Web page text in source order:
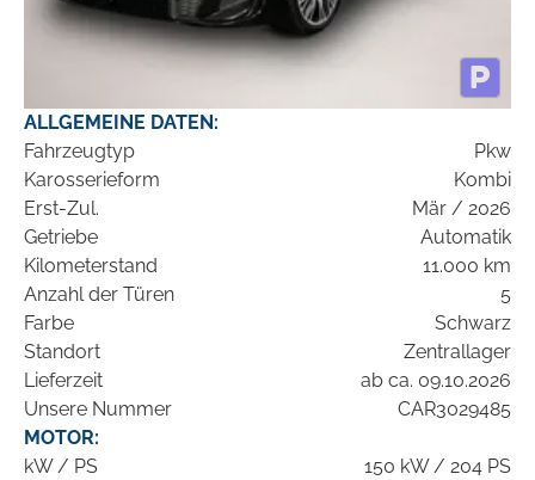
ALLGEMEINE DATEN:
Fahrzeugtyp
Pkw
Karosserieform
Kombi
Erst-Zul.
Mär / 2026
Getriebe
Automatik
Kilometerstand
11.000 km
Anzahl der Türen
5
Farbe
Schwarz
Standort
Zentrallager
Lieferzeit
ab ca. 09.10.2026
Unsere Nummer
CAR3029485
MOTOR:
kW / PS
150 kW / 204 PS